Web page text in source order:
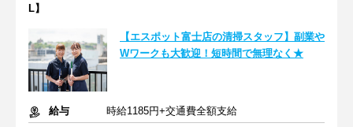
L】
【エスポット富士店の清掃スタッフ】副業や
Wワークも大歓迎！短時間で無理なく★
給与
時給1185円+交通費全額支給